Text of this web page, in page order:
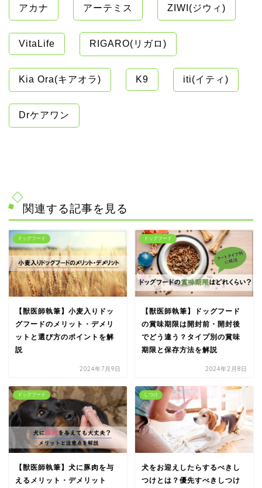
アカナ アーテミス ZIWI(ジウィ)
VitaLife RIGARO(リガロ)
Kia Ora(キアオラ) K9 iti(イティ)
Drケアワン
関連する記事を見る
ドッグフード
【獣医師執筆】小麦入りドッ
グフードのメリット・デメリ
ットと選び方のポイントを解
説
2024年7月9日
ドッグフード
【獣医師執筆】ドッグフード
の賞味期限は開封前・開封後
でどう違う？タイプ別の賞味
期限と保存方法を解説
2024年2月8日
ドッグフード
【獣医師執筆】犬に豚肉を与
えるメリット・デメリット
しつけ
犬をお迎えしたらするべきし
つけとは？優先すべきしつけ